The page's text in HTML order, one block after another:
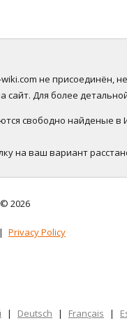
не присоединён,
сайт. Для более
свободно найденые в
на ваш вариант
2026
| Privacy Policy
| Deutsch | Français |